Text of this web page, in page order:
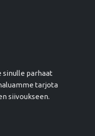
sinulle parhaat
tarjota
siivoukseen.